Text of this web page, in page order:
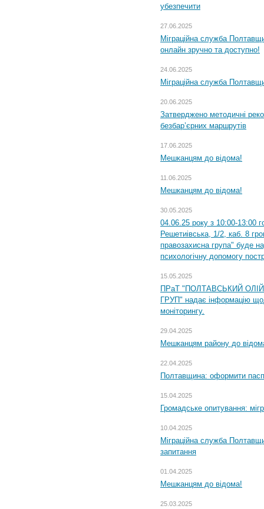
убезпечити
27.06.2025
Міграційна служба
онлайн зручно та доступно!
24.06.2025
Міграційна служба
20.06.2025
Затверджено методичні
безбар’єрних маршрутів
17.06.2025
Мешканцям до відома!
11.06.2025
Мешканцям до відома!
30.05.2025
04.06.25 року з 10:00-13:00
Решетиівська, 1/2, каб. 8
правозахисна група" буде
психологічну допомогу
15.05.2025
ПРаТ "ПОЛТАВСЬКИЙ
ГРУП" надає інформацію
моніторингу.
29.04.2025
Мешканцям району до
22.04.2025
Полтавщина: оформити
15.04.2025
Громадське опитування:
10.04.2025
Міграційна служба
запитання
01.04.2025
Мешканцям до відома!
25.03.2025